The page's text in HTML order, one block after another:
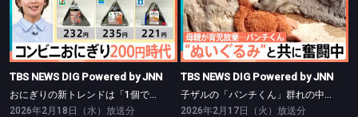
TBS NEWS DIG Powered by JNN
おにぎりの新トレンドは「1個で満腹」完結型【Nスタ】
TBS NEWS DIG Powered by JNN
おにぎりの新トレンドは「1個で満腹」完結型【Nスタ】
2026年2月18日（水）放送分
TBS NEWS DIG Powered by JNN
子ザルの「パンチくん」群れの中で奮闘中【Nスタ】
TBS NEWS DIG Powered by JNN
子ザルの「パンチくん」群れの中で奮闘中【Nスタ】
2026年2月17日（火）放送分